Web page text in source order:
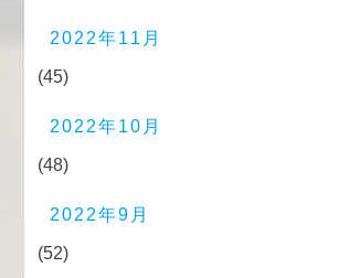
2022年11月
(45)
2022年10月
(48)
2022年9月
(52)